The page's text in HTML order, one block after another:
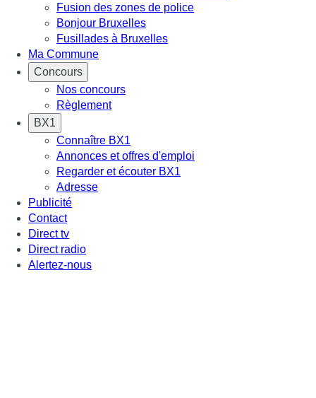
Fusion des zones de police
Bonjour Bruxelles
Fusillades à Bruxelles
Ma Commune
Concours
Nos concours
Règlement
BX1
Connaître BX1
Annonces et offres d'emploi
Regarder et écouter BX1
Adresse
Publicité
Contact
Direct tv
Direct radio
Alertez-nous